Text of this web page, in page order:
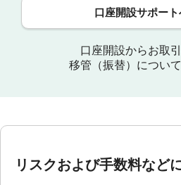
口座開設サポー
口座開設からお取
移管（振替）につい
リスクおよび手数料など